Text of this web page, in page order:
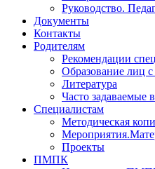
Руководство.
Документы
Контакты
Родителям
Рекомендации
Образование лиц
Литература
Часто задаваемые
Специалистам
Методическая
Проекты
ПМПК